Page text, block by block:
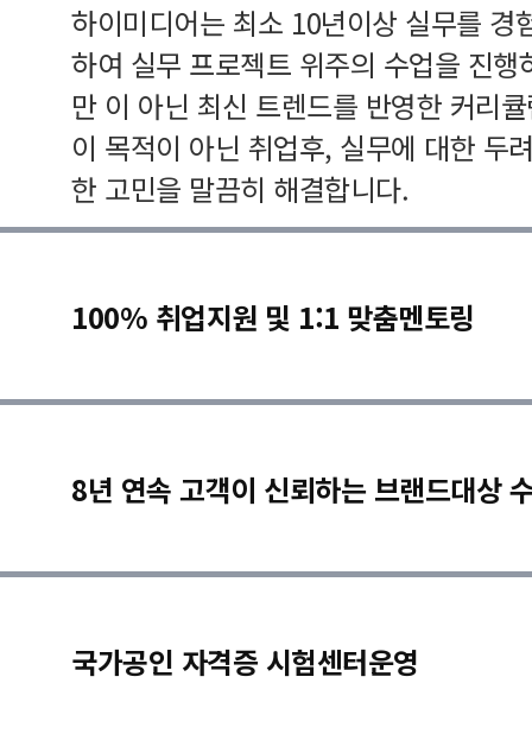
하이미디어는 최소 10년이상 실무를 경
하여 실무 프로젝트 위주의 수업을 진
만 이 아닌 최신 트렌드를 반영한 커리
이 목적이 아닌 취업후, 실무에 대한 두
한 고민을 말끔히 해결합니다.
100% 취업지원 및 1:1 맞춤멘토링
8년 연속 고객이 신뢰하는 브랜드대상
국가공인 자격증 시험센터운영